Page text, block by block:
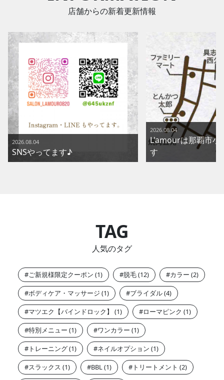
店舗からの新着更新情報
2026.08.04
SNSやってます♪
2026.08.04
L'amourは那覇市小
す
TAG
人気のタグ
ご新規様限定クーポン 脱毛 カラー
ボディケア・マッサージ ブライダル
マツエク【バインドロック】 ローマピンク
特別メニュー ワンカラー
トレーニング ネイルオプション
スラックス BBL トリートメント